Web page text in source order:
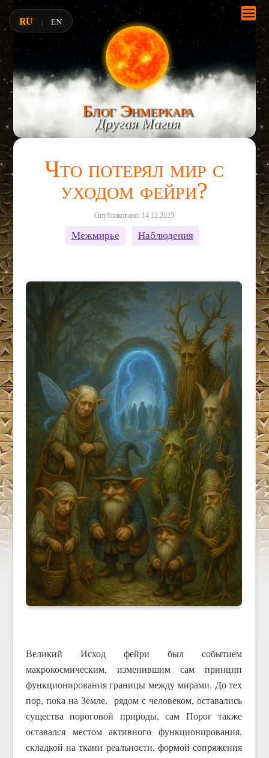
Блог Энмеркара
Другая Магия
Что потерял мир с
уходом фейри?
Опубликовано: 14.12.2025
Межмирье Наблюдения
Великий Исход фейри был событием
макрокосмическим, изменившим сам принцип
функционирования границы между мирами. До тех
пор, пока на Земле, рядом с человеком, оставались
существа пороговой природы, сам Порог также
оставался местом активного функционирования,
складкой на ткани реальности, формой сопряжения
RU | EN